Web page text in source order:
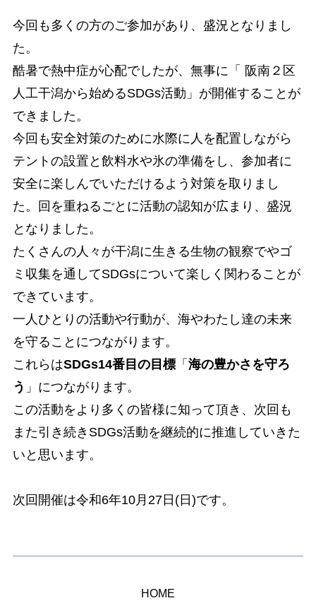
今回も多くの方のご参加があり、盛況となりまし
た。
酷暑で熱中症が心配でしたが、無事に「 阪南２区
人工干潟から始めるSDGs活動」が開催することが
できました。
今回も安全対策のために水際に人を配置しながら
テントの設置と飲料水や氷の準備をし、参加者に
安全に楽しんでいただけるよう対策を取りまし
た。回を重ねるごとに活動の認知が広まり、盛況
となりました。
たくさんの人々が干潟に生きる生物の観察でやゴ
ミ収集を通してSDGsについて楽しく関わることが
できています。
一人ひとりの活動や行動が、海やわたし達の未来
を守ることにつながります。
これらはSDGs14番目の目標「 海の豊かさを守ろ
う 」につながります。
この活動をより多くの皆様に知って頂き、次回も
また引き続きSDGs活動を継続的に推進していきた
いと思います。
次回開催は令和6年10月27日(日)です。
HOME